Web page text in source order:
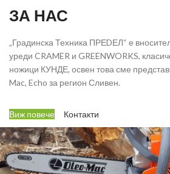
ЗА НАС
„Градинска Техника ПРЕDЕЛ“ е
уреди CRAMER и GREENWORKS,
ножици КУНДЕ, освен това сме
Mac, Echo за регион Сливен.
Виж повече Контакти